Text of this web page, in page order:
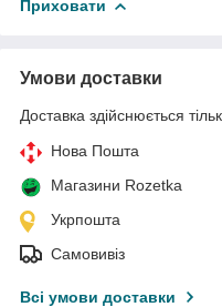
Приховати
Умови доставки
Доставка здійснюється
Нова Пошта
Магазини Rozetka
Укрпошта
Самовивіз
Всі умови доставки